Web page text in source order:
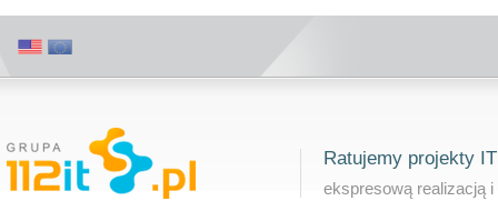
Ratujemy projekty IT
ekspresową realizacją i